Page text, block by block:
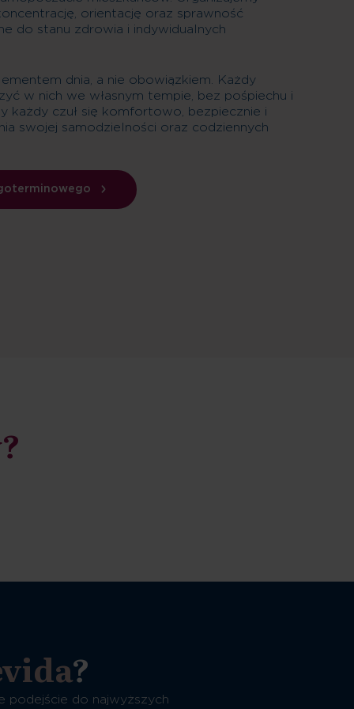
orientację oraz sprawność
do stanu zdrowia i indywidualnych
dnia, a nie obowiązkiem. Każdy
w nich we własnym tempie, bez pośpiechu i
każdy czuł się komfortowo, bezpiecznie i
swojej samodzielności oraz codziennych
?
podejście do najwyższych